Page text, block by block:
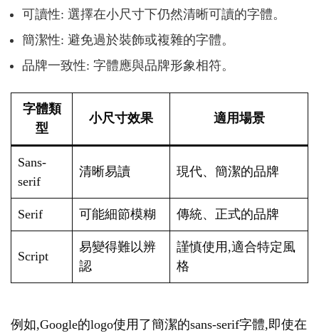
可讀性: 選擇在小尺寸下仍然清晰可讀的字體。
簡潔性: 避免過於裝飾或複雜的字體。
品牌一致性: 字體應與品牌形象相符。
字體類
型
小尺寸效果 適用場景
Sans-
serif
清晰易讀 現代、簡潔的品牌
Serif 可能細節模糊 傳統、正式的品牌
Script
易變得難以辨
認
謹慎使用,適合特定風
格
例如,Google的logo使用了簡潔的sans-serif字體,即使在